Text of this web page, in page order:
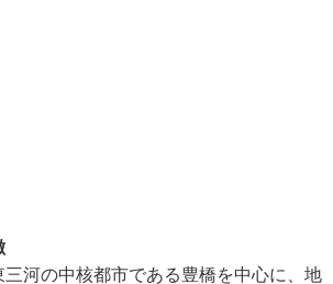
河の中核都市である豊橋を中心に、地